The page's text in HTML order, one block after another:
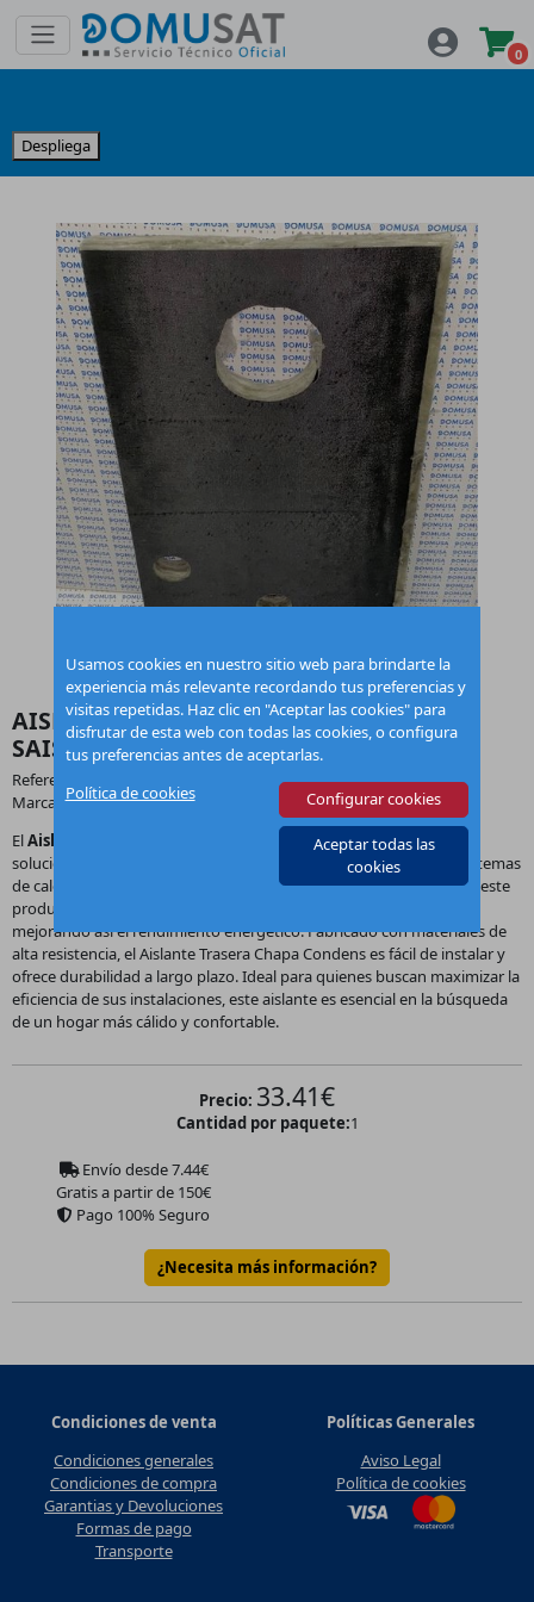
Usamos cookies en nuestro sitio web para brindarte la
experiencia más relevante recordando tus preferencias y
visitas repetidas. Haz clic en "Aceptar las cookies" para
disfrutar de esta web con todas las cookies, o configura
tus preferencias antes de aceptarlas.
Política de cookies
Configurar cookies
Aceptar todas las
cookies
0
Despliega
AISLANTE TRASERA CHAPA CONDENS
SAIS000047
Referencia:
Marca: Domusa
ElAislante Trasera Chapa Condens de la marcaDomusaes una
solución innovadora para optimizar la eficiencia térmica de sus sistemas
de calefacción. Diseñado específicamente para su uso en calderas, este
producto garantiza una reducción efectiva de la pérdida de calor,
mejorando así el rendimiento energético. Fabricado con materiales de
alta resistencia, el Aislante Trasera Chapa Condens es fácil de instalar y
ofrece durabilidad a largo plazo. Ideal para quienes buscan maximizar la
eficiencia de sus instalaciones, este aislante es esencial en la búsqueda
de un hogar más cálido y confortable.
Precio: 33.41€
Cantidad por paquete:1
Envío desde7.44€
Gratis a partir de 150€
Pago 100% Seguro
¿Necesita más información?
Condiciones de venta
Condiciones generales
Condiciones de compra
Garantias y Devoluciones
Formas de pago
Transporte
Políticas Generales
Aviso Legal
Política de cookies